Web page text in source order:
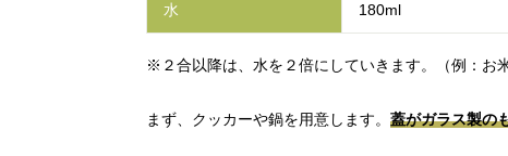
水 180ml
※２合以降は、水を２倍にしていきます。（例：お
まず、クッカーや鍋を用意します。 蓋がガラス製の